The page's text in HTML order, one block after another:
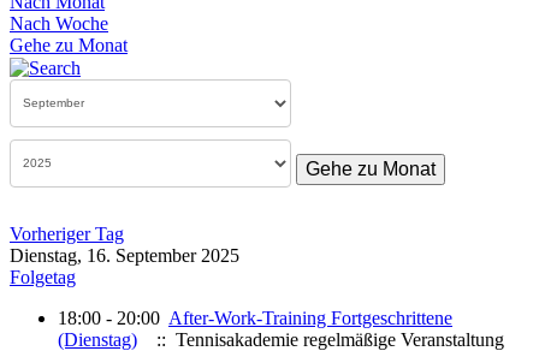
Nach Woche
Gehe zu Monat
Gehe zu Monat
Vorheriger Tag
Dienstag, 16. September 2025
Folgetag
18:00 - 20:00 After-Work-Training Fortgeschrittene
(Dienstag)
:: Tennisakademie regelmäßige Veranstaltung